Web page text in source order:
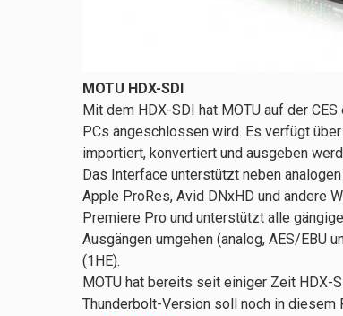
MOTU HDX-SDI
Mit dem HDX-SDI hat MOTU auf der
PCs angeschlossen wird. Es verfügt
importiert, konvertiert und ausgeben
Das Interface unterstützt neben
Apple ProRes, Avid DNxHD und andere
Premiere Pro und unterstützt alle
Ausgängen umgehen (analog, AES/EBU
(1HE).
MOTU hat bereits seit einiger Zeit HDX-
Thunderbolt-Version soll noch in diesem